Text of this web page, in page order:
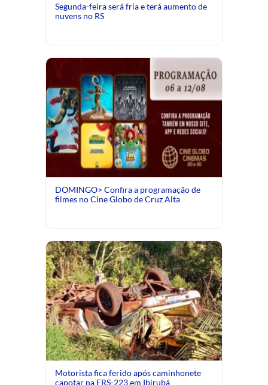
Segunda-feira será fria e terá aumento de
nuvens no RS
DOMINGO> Confira a programação de
filmes no Cine Globo de Cruz Alta
Motorista fica ferido após caminhonete
capotar na ERS-223 em Ibirubá